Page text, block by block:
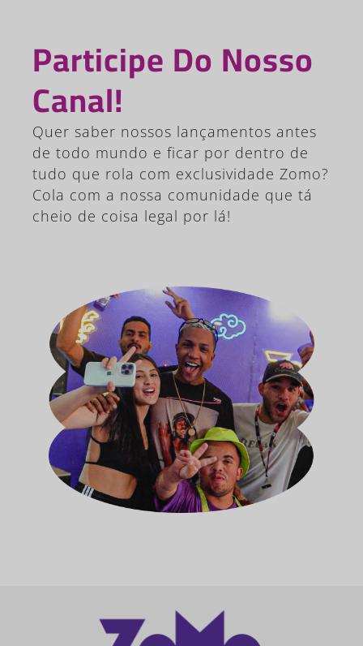
Participe Do Nosso
Canal!
Quer saber nossos lançamentos antes
de todo mundo e ficar por dentro de
tudo que rola com exclusividade Zomo?
Cola com a nossa comunidade que tá
cheio de coisa legal por lá!